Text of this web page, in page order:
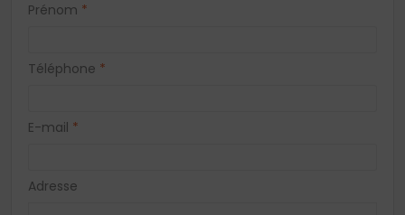
Prénom *
Téléphone *
E-mail *
Adresse